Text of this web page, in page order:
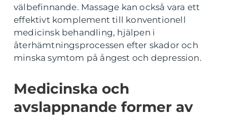
välbefinnande. Massage kan också vara ett
effektivt komplement till konventionell
medicinsk behandling, hjälpen i
återhämtningsprocessen efter skador och
minska symtom på ångest och depression.
Medicinska och
avslappnande former av